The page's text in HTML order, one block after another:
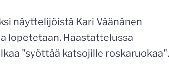
näyttelijöistä Kari Väänänen
lopetetaan. Haastattelussa
"syöttää katsojille roskaruokaa".